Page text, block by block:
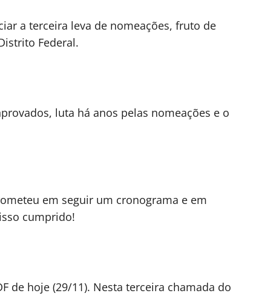
a terceira leva de nomeações, fruto de
Federal.
luta há anos pelas nomeações e o
em seguir um cronograma e em
cumprido!
de hoje (29/11). Nesta terceira chamada do